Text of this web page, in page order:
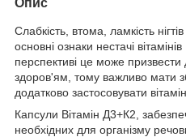
Слабкість, втома, ламкість
основні ознаки нестачі
перспективі це може
здоров'ям, тому важливо мати
додатково застосовувати
Капсули Вітамін Д3+К2,
необхідних для організму